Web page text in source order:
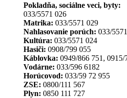
Pokladňa, sociálne veci, byty:
033/5571 026
Matrika: 033/5571 029
Nahlasovanie porúch: 033/
Kultúra: 033/5571 024
Hasiči: 0908/799 055
Káblovka: 0949/866 751, 0915/
Vodárne: 033/596 6182
Horúcovod: 033/59 72 955
ZSE: 0800/111 567
Plyn: 0850 111 727